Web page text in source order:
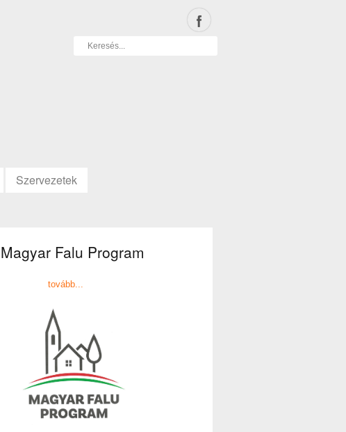
Szervezetek
Magyar Falu Program
tovább...